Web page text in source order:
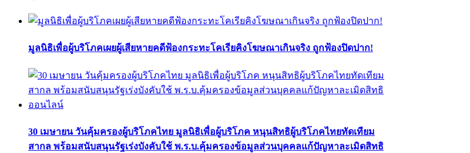
มูลนิธิเพื่อผู้บริโภคเผยผู้เสียหายคดีฟ้องกระทะโคเรียคิงโฆษณาเกินจริง ถูกฟ้องปิดปาก!
30 เมษายน วันคุ้มครองผู้บริโภคไทย มูลนิธิเพื่อผู้บริโภค หนุนสิทธิผู้บริโภคไทยทัดเทียม
สากล พร้อมสนับสนุนรัฐเร่งบังคับใช้ พ.ร.บ.คุ้มครองข้อมูลส่วนบุคคลแก้ปัญหาละเมิดสิทธิ